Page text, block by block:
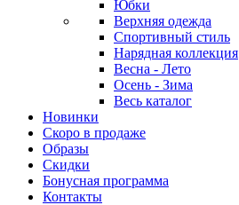
Юбки
Верхняя одежда
Спортивный стиль
Нарядная коллекция
Весна - Лето
Осень - Зима
Весь каталог
Новинки
Скоро в продаже
Образы
Скидки
Бонусная программа
Контакты